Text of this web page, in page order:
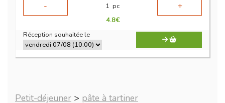
-
1 pc +
4.8€
Réception souhaitée le
Petit-déjeuner > pâte à tartiner